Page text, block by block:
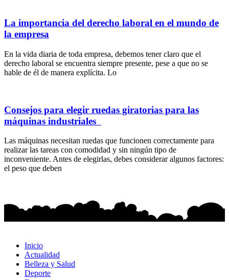
La importancia del derecho laboral en el mundo de
la empresa
En la vida diaria de toda empresa, debemos tener claro que el
derecho laboral se encuentra siempre presente, pese a que no se
hable de él de manera explícita. Lo
Consejos para elegir ruedas giratorias para las
máquinas industriales
Las máquinas necesitan ruedas que funcionen correctamente para
realizar las tareas con comodidad y sin ningún tipo de
inconveniente. Antes de elegirlas, debes considerar algunos factores:
el peso que deben
Inicio
Actualidad
Belleza y Salud
Deporte